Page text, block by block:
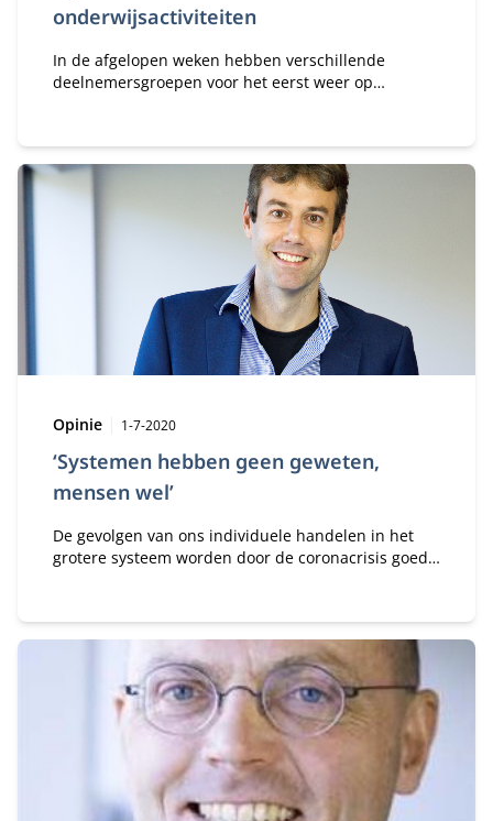
onderwijsactiviteiten
In de afgelopen weken hebben verschillende
deelnemersgroepen voor het eerst weer op
‘Systemen hebben geen geweten,
mensen wel’
Type:
Opinie Publicatiedatum:
1-7-2020
De gevolgen van ons individuele handelen in het
grotere systeem worden door de coronacrisis goed